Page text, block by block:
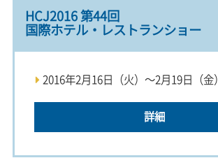
HCJ2016 第44回
国際ホテル・レストランショー
2016年2月16日（火）～2月19日（金）
詳細